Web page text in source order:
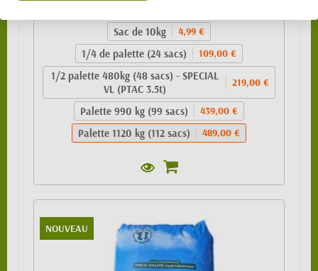
Sac de 10kg 4,99 €
1/4 de palette (24 sacs) 109,00 €
1/2 palette 480kg (48 sacs) - SPECIAL
VL (PTAC 3.5t)
219,00 €
Palette 990 kg (99 sacs) 439,00 €
Palette 1120 kg (112 sacs) 489,00 €
NOUVEAU